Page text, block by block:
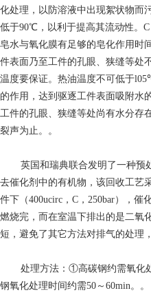
化处理，以防溶液中出现絮状物而
低于90℃，以利于提高其流动性。
皂水与氧化膜有足够的皂化作用
件表面乃至工件的孔眼、狭缝等处
温度要保证。热油温度不可低于
的作用，达到驱逐工件表面吸附水
工件的孔眼、狭缝等处尚有水分存
裂声为止。。
英国和瑞典联合发明了一种预
去催化剂中的有机物，该回收工艺
件下（400ucirc，C，250bar），催
燃烧完，而在室温下排出的是二氧
短，避免了其它方法对排气的处理
处理方法：①高碳钢约需氧化
钢氧化处理时间约需50～60min。。